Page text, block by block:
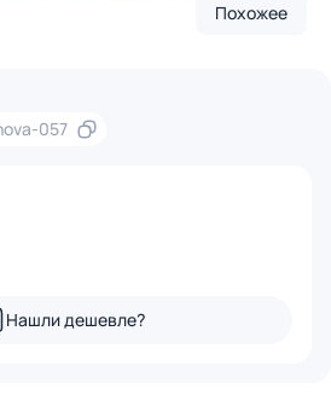
Похожее
057
Нашли дешевле?